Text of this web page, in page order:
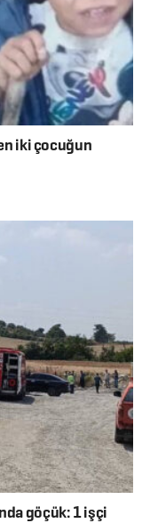
iki çocuğun
göçük: 1 işçi